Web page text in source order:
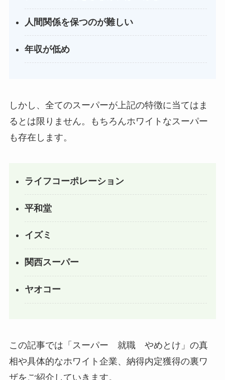
人間関係を保つのが難しい
年収が低め
しかし、全てのスーパーが上記の特徴に当てはま
るとは限りません。もちろんホワイトなスーパー
も存在します。
ライフコーポレーション
平和堂
イズミ
関西スーパー
ヤオコー
この記事では「スーパー 就職 やめとけ」の真
相や具体的なホワイト企業、 納得内定獲得の裏ワ
ザをご紹介していきます。